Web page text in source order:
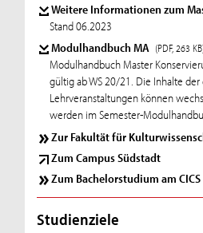
Weitere Informationen zum
Stand 06.2023
Modulhandbuch MA (PDF, 263
Modulhandbuch Master
gültig ab WS 20/21. Die Inhalte
Lehrveranstaltungen können
werden im Semester-
Zur Fakultät für
Zum Campus Südstadt
Zum Bachelorstudium am CICS
Studienziele